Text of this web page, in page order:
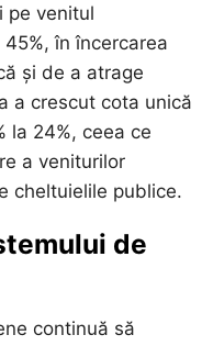
pe venitul
în încercarea
și de a atrage
a crescut cota unică
la 24%, ceea ce
a veniturilor
cheltuielile publice.
de
continuă să